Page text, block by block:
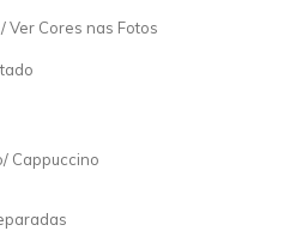
Ver Cores nas Fotos
Cappuccino